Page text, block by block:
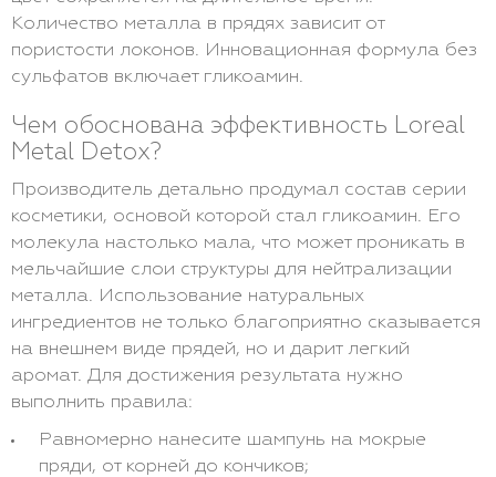
Количество металла в прядях зависит от
пористости локонов. Инновационная формула без
сульфатов включает гликоамин.
Чем обоснована эффективность Loreal
Metal Detox?
Производитель детально продумал состав серии
косметики, основой которой стал гликоамин. Его
молекула настолько мала, что может проникать в
мельчайшие слои структуры для нейтрализации
металла. Использование натуральных
ингредиентов не только благоприятно сказывается
на внешнем виде прядей, но и дарит легкий
аромат. Для достижения результата нужно
выполнить правила:
Равномерно нанесите шампунь на мокрые
пряди, от корней до кончиков;